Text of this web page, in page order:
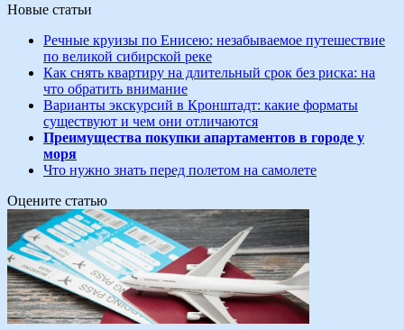
Новые статьи
Речные круизы по Енисею: незабываемое путешествие
по великой сибирской реке
Как снять квартиру на длительный срок без риска: на
что обратить внимание
Варианты экскурсий в Кронштадт: какие форматы
существуют и чем они отличаются
Преимущества покупки апартаментов в городе у
моря
Что нужно знать перед полетом на самолете
Оцените статью